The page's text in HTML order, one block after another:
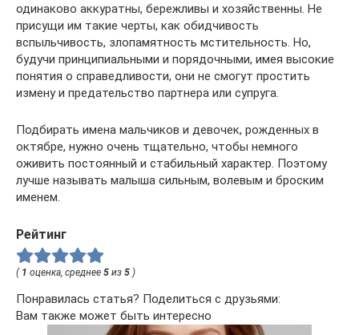
одинаково аккуратны, бережливы и хозяйственны. Не
присущи им такие черты, как обидчивость
вспыльчивость, злопамятность мстительность. Но,
будучи принципиальными и порядочными, имея высокие
понятия о справедливости, они не смогут простить
измену и предательство партнера или супруга.
Подбирать имена мальчиков и девочек, рожденных в
октябре, нужно очень тщательно, чтобы немного
оживить постоянный и стабильный характер. Поэтому
лучше называть малыша сильным, волевым и броским
именем.
Рейтинг
( 1 оценка, среднее 5 из 5 )
Понравилась статья? Поделиться с друзьями:
Вам также может быть интересно